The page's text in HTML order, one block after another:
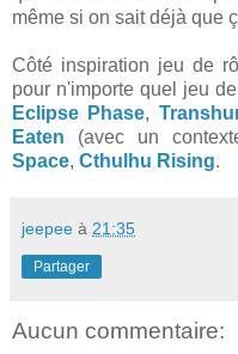
même si on sait déjà que
Côté inspiration jeu de
pour n'importe quel jeu de
Eclipse Phase,
Eaten (avec un
Space, Cthulhu Rising.
jeepee à 21:35
Partager
Aucun commentaire: